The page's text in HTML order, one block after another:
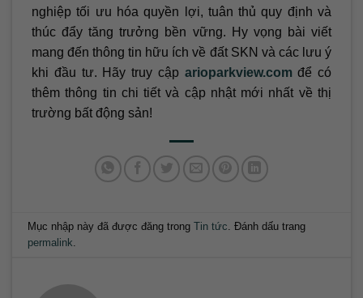
nghiệp tối ưu hóa quyền lợi, tuân thủ quy định và
thúc đẩy tăng trưởng bền vững. Hy vọng bài viết
mang đến thông tin hữu ích về đất SKN và các lưu ý
khi đầu tư. Hãy truy cập arioparkview.com để có
thêm thông tin chi tiết và cập nhật mới nhất về thị
trường bất động sản!
Mục nhập này đã được đăng trongTin tức . Đánh dấu trang
permalink